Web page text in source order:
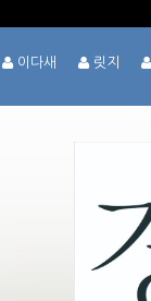
이다새 릿지